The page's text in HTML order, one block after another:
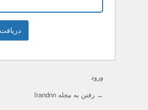
ورود
→ رفتن به مجله Irandnn